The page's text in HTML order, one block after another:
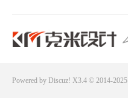
Powered by Discuz! X3.4 © 2014-2025